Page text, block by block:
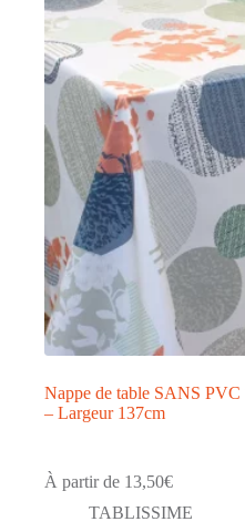
Nappe de table SANS
– Largeur 137cm
À partir de 13,50€
TABLISSIME